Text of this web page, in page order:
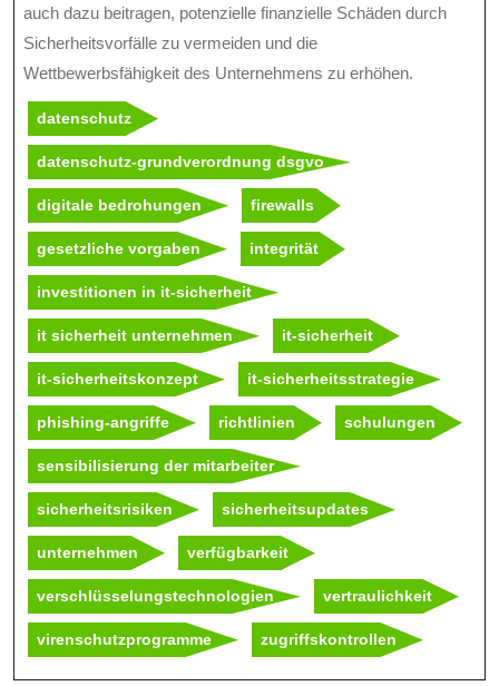
auch dazu beitragen, potenzielle finanzielle Schäden durch
Sicherheitsvorfälle zu vermeiden und die
Wettbewerbsfähigkeit des Unternehmens zu erhöhen.
datenschutz
datenschutz-grundverordnung dsgvo
digitale bedrohungen firewalls
gesetzliche vorgaben integrität
investitionen in it-sicherheit
it sicherheit unternehmen it-sicherheit
it-sicherheitskonzept it-sicherheitsstrategie
phishing-angriffe richtlinien schulungen
sensibilisierung der mitarbeiter
sicherheitsrisiken sicherheitsupdates
unternehmen verfügbarkeit
verschlüsselungstechnologien vertraulichkeit
virenschutzprogramme zugriffskontrollen